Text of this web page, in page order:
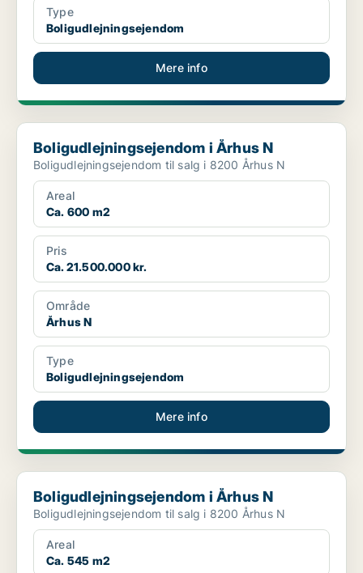
Type
Boligudlejningsejendom
Mere info
Boligudlejningsejendom i Århus N
Boligudlejningsejendom i Århus N
Boligudlejningsejendom til salg i 8200 Århus N
Areal
Ca. 600 m2
Pris
Ca. 21.500.000 kr.
Område
Århus N
Type
Boligudlejningsejendom
Mere info
Boligudlejningsejendom i Århus N
Boligudlejningsejendom i Århus N
Boligudlejningsejendom til salg i 8200 Århus N
Areal
Ca. 545 m2